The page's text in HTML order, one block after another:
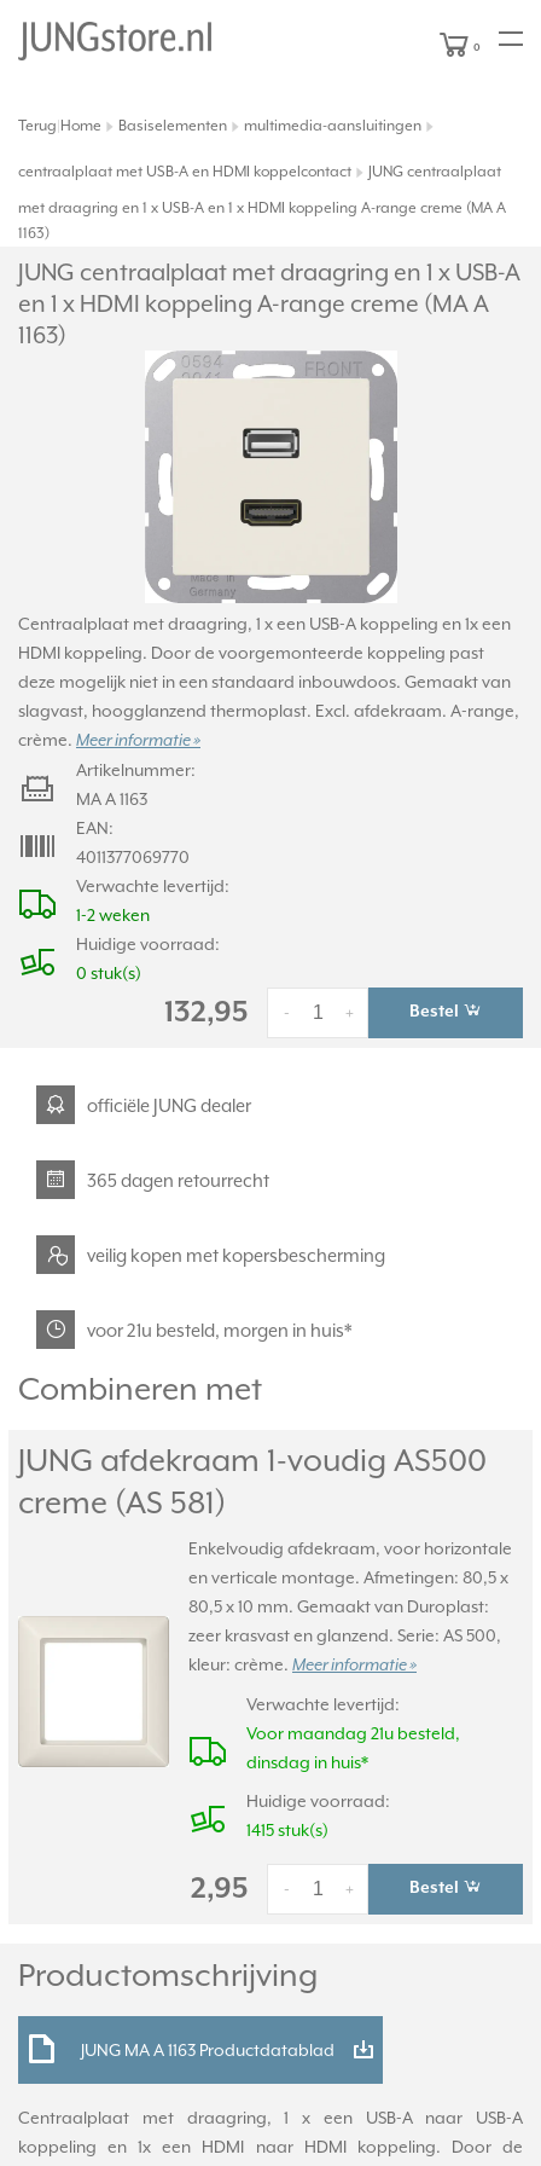
0
Terug Home Basiselementen multimedia-aansluitingen
centraalplaat met USB-A en HDMI koppelcontact JUNG centraalplaat
met draagring en 1 x USB-A en 1 x HDMI koppeling A-range creme (MA A
1163)
JUNG centraalplaat met draagring en 1 x USB-A
en 1 x HDMI koppeling A-range creme (MA A
1163)
Centraalplaat met draagring, 1 x een USB-A koppeling en 1x een
HDMI koppeling. Door de voorgemonteerde koppeling past
deze mogelijk niet in een standaard inbouwdoos. Gemaakt van
slagvast, hoogglanzend thermoplast. Excl. afdekraam. A-range,
crème. Meer informatie »
Verwachte levertijd:
1-2 weken
Huidige voorraad:
0 stuk(s)
Artikelnummer:
MA A 1163
EAN:
4011377069770
132,95 +
- Bestel
officiële JUNG dealer
365 dagen retourrecht
veilig kopen met kopersbescherming
voor 21u besteld, morgen in huis*
Combineren met
JUNG afdekraam 1-voudig AS500
creme (AS 581)
Enkelvoudig afdekraam, voor horizontale
en verticale montage. Afmetingen: 80,5 x
80,5 x 10 mm. Gemaakt van Duroplast:
zeer krasvast en glanzend. Serie: AS 500,
kleur: crème. Meer informatie »
Verwachte levertijd:
Voor maandag 21u besteld,
dinsdag in huis*
Huidige voorraad:
1415 stuk(s)
2,95 +
- Bestel
Productomschrijving
JUNG MA A 1163 Productdatablad
Centraalplaat met draagring, 1 x een USB-A naar USB-A
koppeling en 1x een HDMI naar HDMI koppeling. Door de